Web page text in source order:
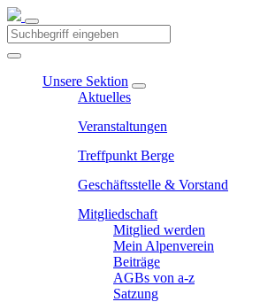
Unsere Sektion
Aktuelles
Veranstaltungen
Treffpunkt Berge
Geschäftsstelle & Vorstand
Mitgliedschaft
Mitglied werden
Mein Alpenverein
Beiträge
AGBs von a-z
Satzung